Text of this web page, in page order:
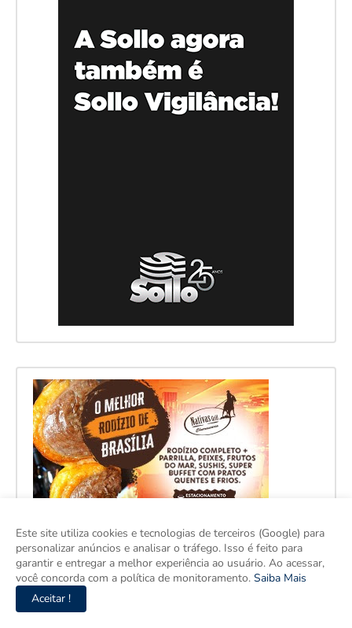
Este site utiliza cookies e tecnologias de terceiros (Google) para
personalizar anúncios e analisar o tráfego. Isso é feito para
garantir e entregar a melhor experiência ao usuário. Ao acessar,
você concorda com a política de monitoramento. Saiba Mais
Aceitar !